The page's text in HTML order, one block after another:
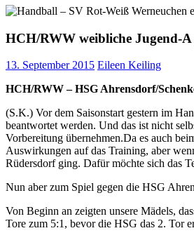
HCH/RWW weibliche Jugend-A
13. September 2015 Eileen Keiling
HCH/RWW – HSG Ahrensdorf/
(S.K.) Vor dem Saisonstart gestern im
beantwortet werden. Und das ist nicht
Vorbereitung übernehmen.Da es auch
Auswirkungen auf das Training, aber
Rüdersdorf ging. Dafür möchte sich das
Nun aber zum Spiel gegen die HSG
Von Beginn an zeigten unsere Mädels,
Tore zum 5:1, bevor die HSG das 2. Tor